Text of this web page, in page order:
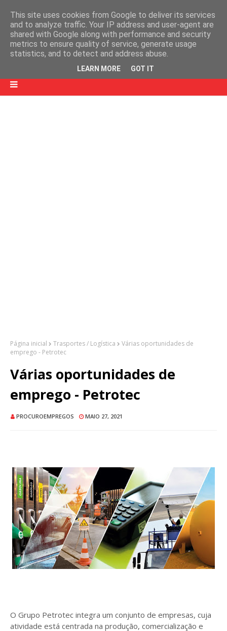
Página inicial Trasportes / Logística
Várias oportunidades de
emprego - Petrotec
Várias oportunidades de
emprego - Petrotec
PROCUROEMPREGOS MAIO 27, 2021
O Grupo Petrotec integra um conjunto de empresas, cuja
atividade está centrada na produção, comercialização e
This site uses cookies from Google to deliver its services
and to analyze traffic. Your IP address and user-agent are
shared with Google along with performance and security
metrics to ensure quality of service, generate usage
statistics, and to detect and address abuse.
LEARN MORE GOT IT